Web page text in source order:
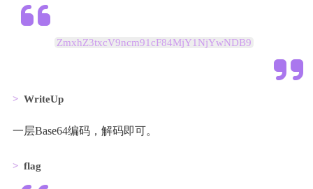
ZmxhZ3txcV9ncm91cF84MjY1NjYwNDB9
WriteUp
一层Base64编码，解码即可。
flag